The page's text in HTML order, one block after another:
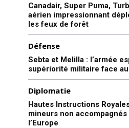
Canadair, Super Puma,
aérien impressionnant
les feux de forêt
Défense
Sebta et Melilla : l’armée
supériorité militaire face
Diplomatie
Hautes Instructions
mineurs non accompagnés
l’Europe